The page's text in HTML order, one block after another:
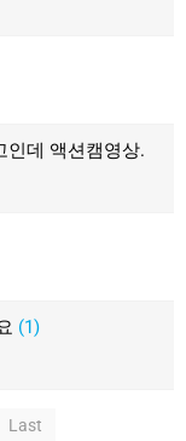
인데 액션캠영상.
(1)
Last